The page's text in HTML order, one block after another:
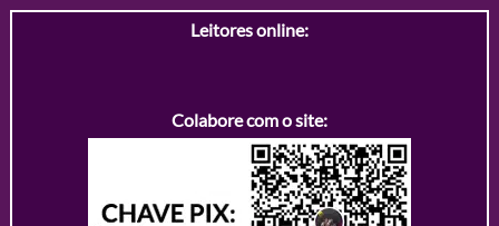
Leitores online:
Colabore com o site: